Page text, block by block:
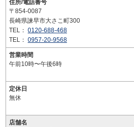
住所/電話番号
〒854-0087
長崎県諫早市大さこ町300
TEL： 0120-688-468
TEL： 0957-20-9568
営業時間
午前10時〜午後6時
定休日
無休
店舗名